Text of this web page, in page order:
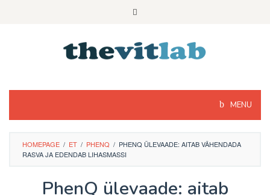
MENU
HOMEPAGE / ET / PHENQ / PHENQ ÜLEVAADE: AITAB VÄHENDADA
RASVA JA EDENDAB LIHASMASSI
PhenQ ülevaade: aitab